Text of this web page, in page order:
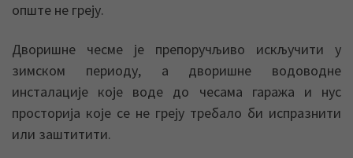
опште не греју.
Дворишне чесме је препоручљиво искључити у
зимском периоду, а дворишне водоводне
инсталације које воде до чесама гаража и нус
просторија које се не греју требало би испразнити
или заштитити.